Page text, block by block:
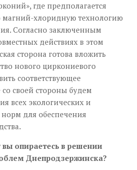
где предполагается
магний-хлоридную технологию
Согласно заключенным
действиях в этом
сторона готова вложить
нового циркониевого
соответствующее
своей стороны будем
всех экологических и
для обеспечения
опираетесь в решении
Днепродзержинска?